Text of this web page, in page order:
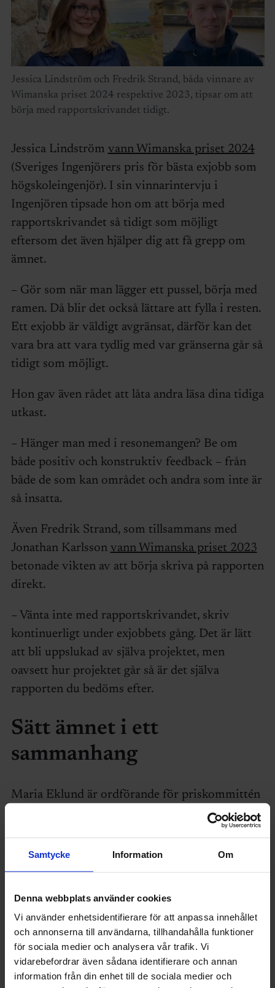
Samtycke Information Om
Denna webbplats använder cookies
Vi använder enhetsidentifierare för att anpassa innehållet
och annonserna till användarna, tillhandahålla funktioner
för sociala medier och analysera vår trafik. Vi
vidarebefordrar även sådana identifierare och annan
information från din enhet till de sociala medier och
Jessica Lindström och Fredrik Strand, båda vinnare av
Wimanska priset 2024 respektive 2023, tipsar om att
börja med rapportskrivandet tidigt.
Jessica Lindström vann Wimanska priset 2024
(Sveriges Ingenjörers pris för bästa exjobb som
högskoleingenjör). I sin vinnarintervju i
Ingenjören tipsade hon om att börja med
rapportskrivandet så tidigt som möjligt
eftersom det även hjälper dig att få grepp om
ämnet.
– Gör som när man lägger ett pussel, börja med
ramen. Då blir det också lättare att fylla i resten.
Ett exjobb är väldigt avgränsat, därför kan det
vara bra att vara tydlig med var gränserna går så
tidigt som möjligt.
Hon gav även rådet att låta andra läsa dina tidiga
utkast.
– Hänger man med i resonemangen? Be om
både positiv och konstruktiv feedback – från
både de som kan området och andra som inte är
så insatta.
Även Fredrik Strand, som tillsammans med
Jonathan Karlsson vann Wimanska priset 2023
betonade vikten av att börja skriva på rapporten
direkt.
– Vänta inte med rapportskrivandet, skriv
kontinuerligt under exjobbets gång. Det är lätt
att bli uppslukad av själva projektet, men
oavsett hur projektet går så är det själva
rapporten du bedöms efter.
Sätt ämnet i ett
sammanhang
Maria Eklund är ordförande för priskommittén
för Sveriges Ingenjörers ”Examenspris
högskoleingenjörsutbildning till Christopher
Polhems minne” (tidigare Wimanska priset). Till
vardags är hon ansvarig för FoU på Fuchs
Hon konstaterar att de bidrag som kommer in
till priskommittén ofta håller en hög kvalitet,
både innehållsmässigt och språkligt.